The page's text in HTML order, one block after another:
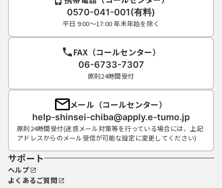
0570-041-001(有料)
平日 9:00～17:00 年末年始を除く
FAX（コールセンター）
06-6733-7307
原則24時間受付
メール（コールセンター）
help-shinsei-chiba@apply.e-tumo.jp
原則24時間受付(迷惑メール対策等を行っている場合には、上記
アドレスからのメール受信が可能な設定に変更してください)
サポート
ヘルプ
よくあるご質問